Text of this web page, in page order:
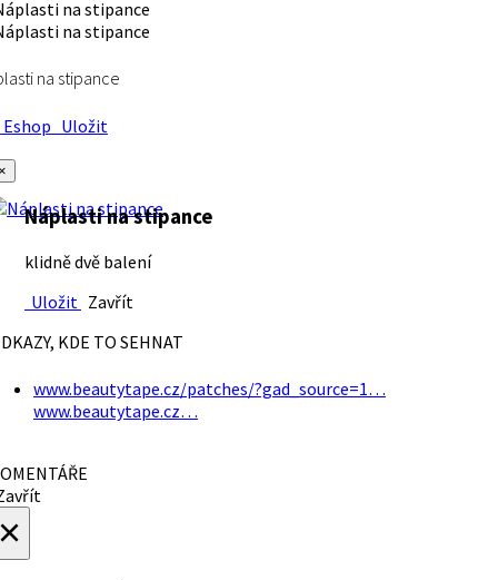
na stipance
Uložit
Náplasti na stipance
klidně dvě balení
Uložit Zavřít
KDE TO SEHNAT
www.beautytape.cz/patches/?gad_source=1…
www.beautytape.cz…